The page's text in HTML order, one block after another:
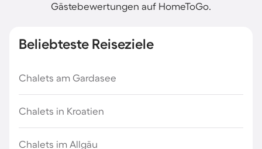
Gästebewertungen auf HomeToGo.
Beliebteste Reiseziele
Chalets am Gardasee
Chalets in Kroatien
Chalets im Allgäu